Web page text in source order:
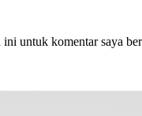
ini untuk komentar saya